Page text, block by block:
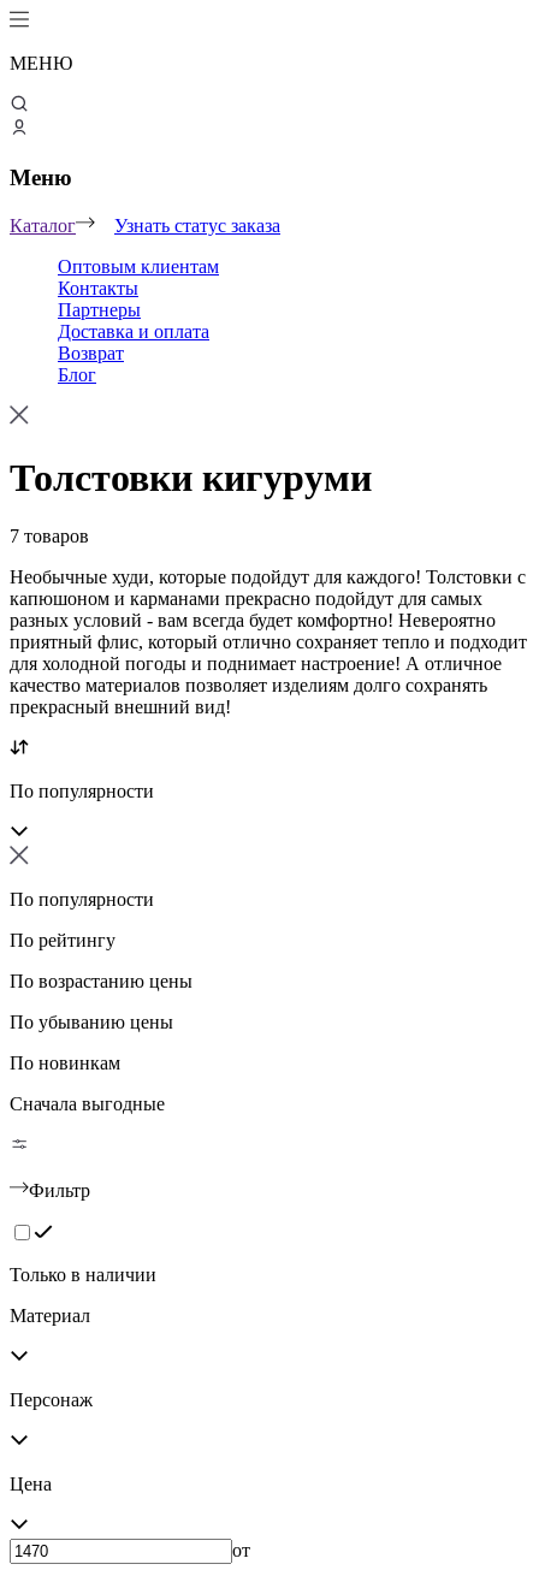
МЕНЮ
Меню
Каталог
Узнать статус заказа
Оптовым клиентам
Контакты
Партнеры
Доставка и оплата
Возврат
Блог
Толстовки кигуруми
7 товаров
Необычные худи, которые подойдут для каждого! Толстовки с
капюшоном и карманами прекрасно подойдут для самых
разных условий - вам всегда будет комфортно! Невероятно
приятный флис, который отлично сохраняет тепло и подходит
для холодной погоды и поднимает настроение! А отличное
качество материалов позволяет изделиям долго сохранять
прекрасный внешний вид!
По популярности
По популярности
По рейтингу
По возрастанию цены
По убыванию цены
По новинкам
Сначала выгодные
Фильтр
Только в наличии
Материал
Персонаж
Цена
от